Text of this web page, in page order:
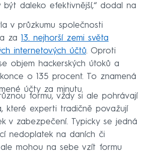
být daleko efektivnější,“ dodal na
v průzkumu společnosti
za 13. nejhorší zemi světa
internetových účtů. Oproti
objem hackerských útoků a
o 135 procent. To znamená
účty za minutu.
formu, vždy si ale pohrávají
které experti tradičně považují
v zabezpečení. Typicky se jedná
nedoplatek na daních či
mohou na sebe vzít formu